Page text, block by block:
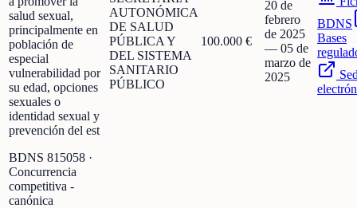
salud sexual,
principalmente en
población de
especial
vulnerabilidad por
su edad, opciones
sexuales o
identidad sexual y
prevención del est
BDNS 815058 ·
Concurrencia
competitiva -
canónica
AUTONÓMICA
DE SALUD
PÚBLICA Y
DEL SISTEMA
SANITARIO
PÚBLICO
100.000 €
20 de
febrero
de 2025
— 05 de
marzo de
2025
BDNS
Bases